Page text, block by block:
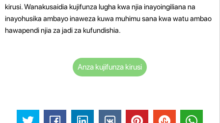
kirusi. Wanakusaidia kujifunza lugha kwa njia inayoingiliana na
inayohusika ambayo inaweza kuwa muhimu sana kwa watu ambao
hawapendi njia za jadi za kufundishia.
Anza kujifunza kirusi